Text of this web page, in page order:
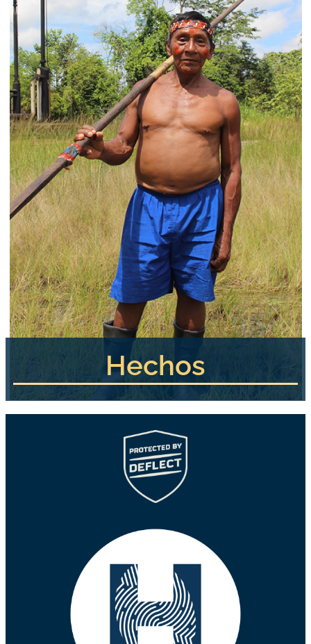
Hechos